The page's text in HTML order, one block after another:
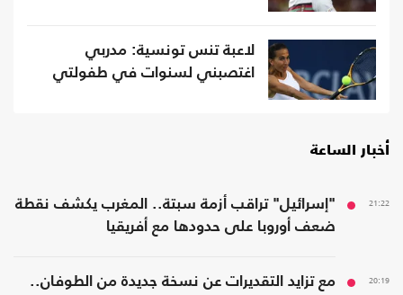
لاعبة تنس تونسية: مدربي
اغتصبني لسنوات في طفولتي
أخبار الساعة
21:22
"إسرائيل" تراقب أزمة سبتة.. المغرب يكشف نقطة
ضعف أوروبا على حدودها مع أفريقيا
20:19
مع تزايد التقديرات عن نسخة جديدة من الطوفان..